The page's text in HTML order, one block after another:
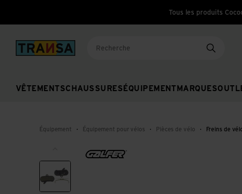
Tous les produits
Back to home
VÊTEMENTSCHAUSSURES ÉQUIPEMENT MARQUES
Équipement Équipement pour vélos Pièces de vélo Freins de